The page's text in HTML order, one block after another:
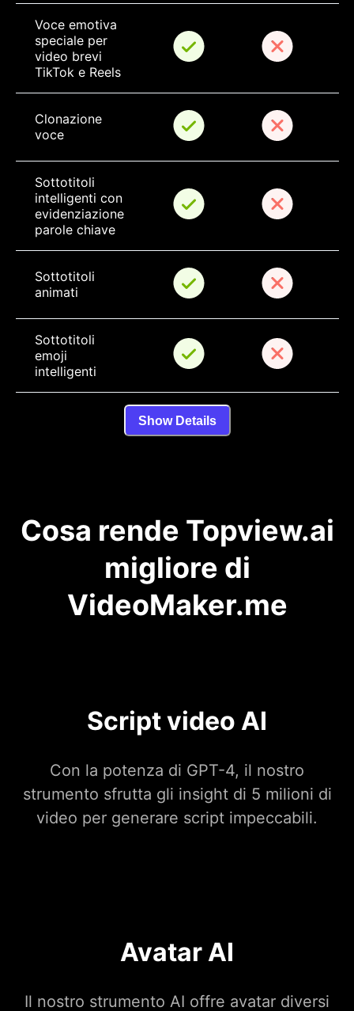
Voce emotiva
speciale per
video brevi
TikTok e Reels
Clonazione
voce
Sottotitoli
intelligenti con
evidenziazione
parole chiave
Sottotitoli
animati
Sottotitoli
emoji
intelligenti
Show Details
Cosa rende Topview.ai
migliore di
VideoMaker.me
Script video AI
Con la potenza di GPT-4, il nostro
strumento sfrutta gli insight di 5 milioni di
video per generare script impeccabili.
Avatar AI
Il nostro strumento AI offre avatar diversi